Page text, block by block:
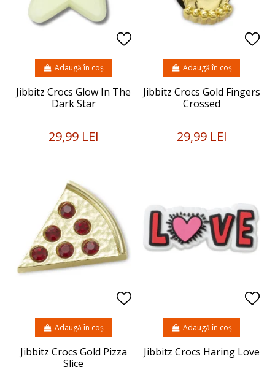
Jibbitz Crocs Glow In The
Dark Star
29,99 LEI
Adaugă în coș
Jibbitz Crocs Gold Fingers
Crossed
29,99 LEI
Adaugă în coș
Jibbitz Crocs Gold Pizza
Slice
Adaugă în coș
Jibbitz Crocs Haring Love
Adaugă în coș